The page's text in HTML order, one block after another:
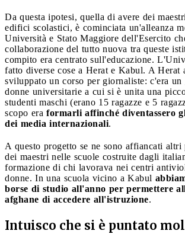
Da questa ipotesi, quella di avere dei
edifici scolastici, è cominciata un'alleanza
Università e Stato Maggiore dell'Esercito
collaborazione del tutto nuova tra queste
compito era centrato sull'educazione.
fatto diverse cose a Herat e Kabul. A Herat
sviluppato un corso per giornaliste: c'era
donne universitarie a cui si è unita una
studenti maschi (erano 15 ragazze e 5
scopo era formarli affinché diventassero
dei media internazionali.
A questo progetto se ne sono affiancati altri
dei maestri nelle scuole costruite dagli
formazione di chi lavorava nei centri
donne. In una scuola vicino a Kabul
borse di studio all'anno per permettere
afghane di accedere all'istruzione.
Intuisco che si è puntato